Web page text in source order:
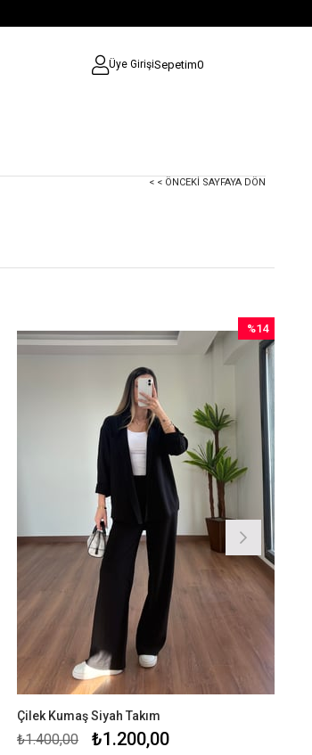
Üye GirişiSepetim0
< < ÖNCEKI SAYFAYA DÖN
Çilek Kumaş Siyah Takım
₺1.200,00
₺1.400,00
%14
İndirim
%14İndirim